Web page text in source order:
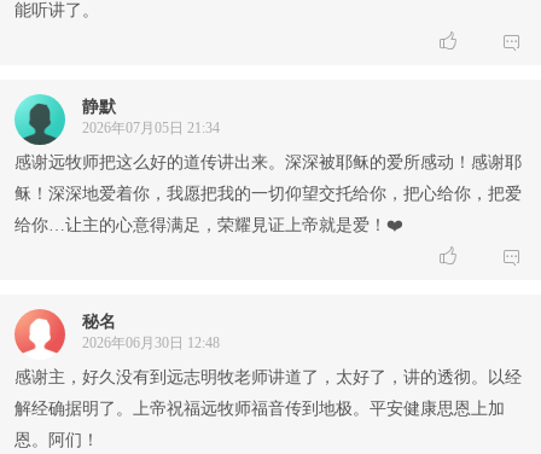
能听讲了。
 
静默
2026年07月05日 21:34
感谢远牧师把这么好的道传讲出来。深深被耶稣的爱所感动！感谢耶
稣！深深地爱着你，我愿把我的一切仰望交托给你，把心给你，把爱
给你…让主的心意得满足，荣耀見证上帝就是爱！❤️
 
秘名
2026年06月30日 12:48
感谢主，好久没有到远志明牧老师讲道了，太好了，讲的透彻。以经
解经确据明了。上帝祝福远牧师福音传到地极。平安健康思恩上加
恩。阿们！